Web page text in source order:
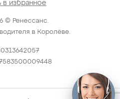
© Ренессанс.
в Королёве.
в избранное